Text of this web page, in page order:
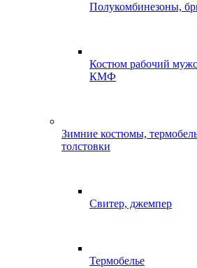
Полукомбинезоны,
Костюм рабочий
КМФ
Зимние костюмы,
толстовки
Свитер, джемпер
Термобелье